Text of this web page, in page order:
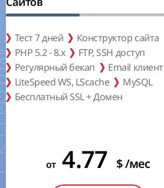
Тест 7 дней
Конструктор сайта
PHP 5.2 - 8.x
FTP, SSH доступ
Регулярный бекап
Email клиент
LiteSpeed WS, LScache
MySQL
Бесплатный SSL + Домен
от 4.77 $ /мес